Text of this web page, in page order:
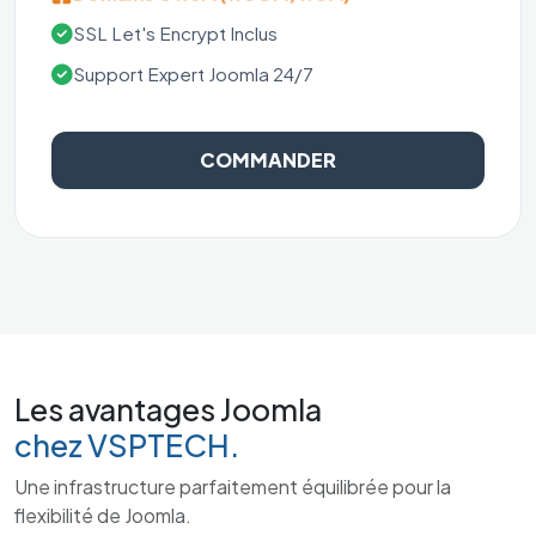
SSL Let's Encrypt Inclus
Support Expert Joomla 24/7
COMMANDER
Les avantages Joomla
chez VSPTECH.
Une infrastructure parfaitement équilibrée pour la
flexibilité de Joomla.